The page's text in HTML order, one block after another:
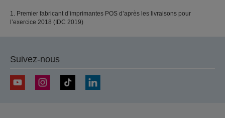
1. Premier fabricant d’imprimantes POS d’après les livraisons pour
l’exercice 2018 (IDC 2019)
Suivez-nous